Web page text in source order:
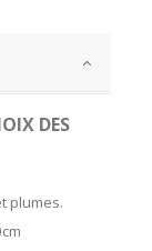
DES
plumes.